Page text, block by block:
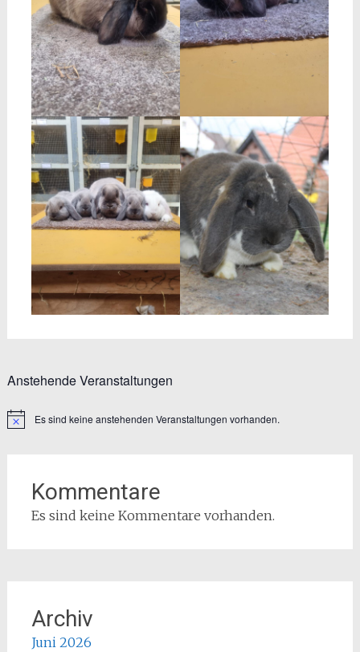
Anstehende Veranstaltungen
HinweisEs sind keine anstehenden Veranstaltungen vorhanden.
Kommentare
Es sind keine Kommentare vorhanden.
Archiv
Juni 2026